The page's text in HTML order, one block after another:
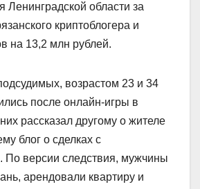
Ленинградской области за
криптоблогера и
на 13,2 млн рублей.
возрастом 23 и 34
после онлайн-игры в
рассказал другому о жителе
блог о сделках с
По версии следствия, мужчины
арендовали квартиру и